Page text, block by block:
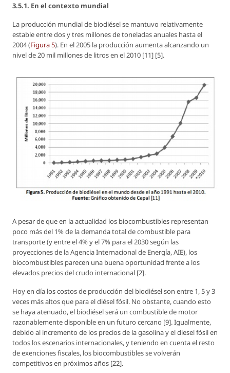
3.5.1. En el contexto mundial
La producción mundial de biodiésel se mantuvo relativamente
estable entre dos y tres millones de toneladas anuales hasta el
2004 (Figura 5). En el 2005 la producción aumenta alcanzando un
nivel de 20 mil millones de litros en el 2010 [11] [5].
A pesar de que en la actualidad los biocombustibles representan
poco más del 1% de la demanda total de combustible para
transporte (y entre el 4% y el 7% para el 2030 según las
proyecciones de la Agencia Internacional de Energía, AIE), los
biocombustibles parecen una buena oportunidad frente a los
elevados precios del crudo internacional [2].
Hoy en día los costos de producción del biodiésel son entre 1, 5 y 3
veces más altos que para el diésel fósil. No obstante, cuando esto
se haya atenuado, el biodiésel será un combustible de motor
razonablemente disponible en un futuro cercano [9]. Igualmente,
debido al incremento de los precios de la gasolina y el diesel fósil en
todos los escenarios internacionales, y teniendo en cuenta el resto
de exenciones fiscales, los biocombustibles se volverán
competitivos en próximos años [22].